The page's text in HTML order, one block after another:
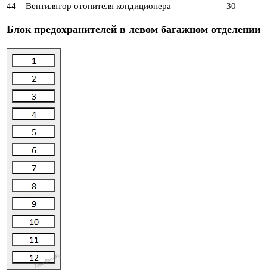
44
Вентилятор отопителя кондиционера 30
Блок предохранителей в левом багажном отделении